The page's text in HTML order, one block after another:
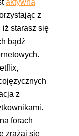
z
iż starasz się
bądź
z
forach
zrażaj się